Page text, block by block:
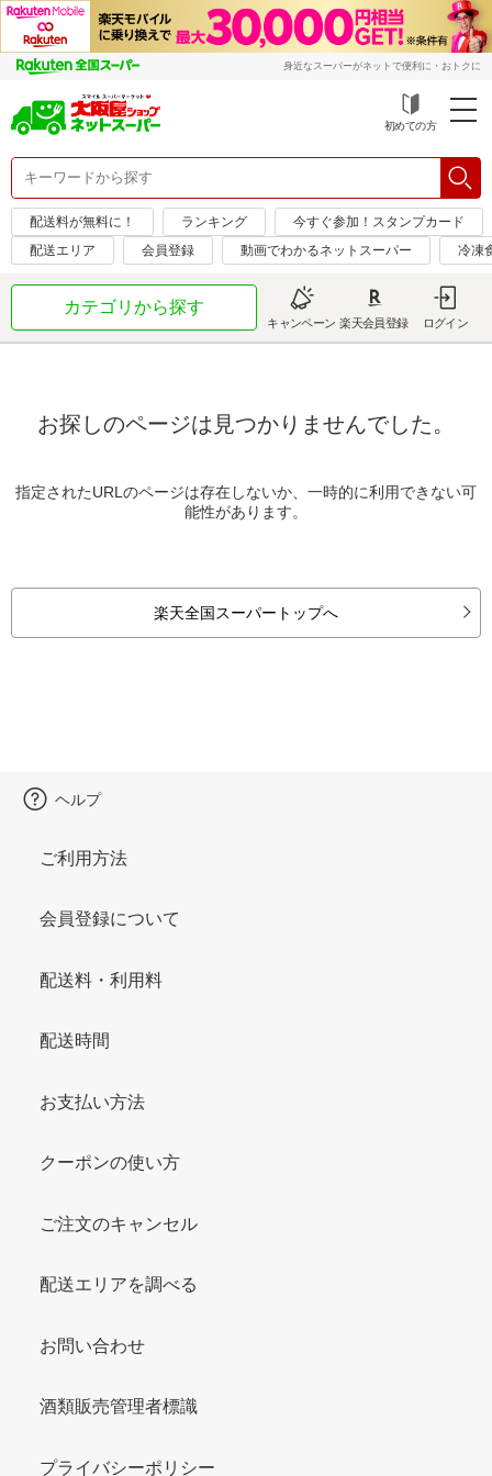
身近なスーパーがネットで便利に・おトクに
初めての方
配送料が無料に！ ランキング
今すぐ参加！スタンプカード
配送エリア
会員登録 動画でわかるネットスーパー 冷凍
カテゴリから探す
キャンペーン 楽天会員登録 ログイン
お探しのページは見つかりませんでした。
指定されたURLのページは存在しないか、一時的に利用できない可
能性があります。
楽天全国スーパートップへ
ヘルプ
ご利用方法
会員登録について
配送料・利用料
配送時間
お支払い方法
クーポンの使い方
ご注文のキャンセル
配送エリアを調べる
お問い合わせ
酒類販売管理者標識
プライバシーポリシー